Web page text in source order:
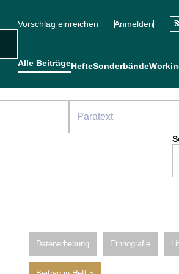
Sekundärmenü
Vorschlag einreichen
Benutzermenü
Anmelden
Alle BeiträgeHefteSonderbände
Datenerhebung Ethnografie